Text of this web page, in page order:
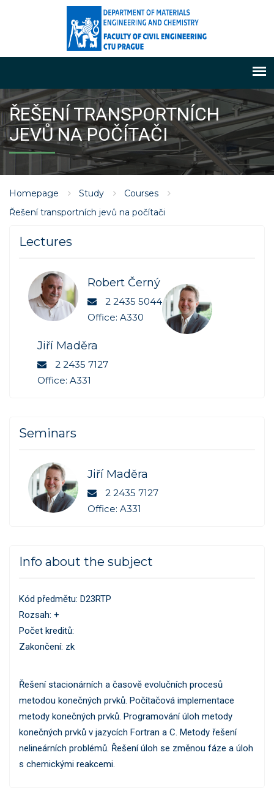
ŘEŠENÍ TRANSPORTNÍCH
JEVŮ NA POČÍTAČI
Homepage Study
Courses
Řešení transportních jevů na počítači
Lectures
Robert Černý
2 2435 5044
Office: A330
Jiří Maděra
2 2435 7127
Office: A331
Seminars
Jiří Maděra
2 2435 7127
Office: A331
Info about the subject
Kód předmětu: D23RTP
Rozsah: +
Počet kreditů:
Zakončení: zk
Řešení stacionárních a časově evolučních procesů
metodou konečných prvků. Počítačová implementace
metody konečných prvků. Programování úloh metody
konečných prvků v jazycích Fortran a C. Metody řešení
nelineárních problémů. Řešení úloh se změnou fáze a úloh
s chemickými reakcemi.